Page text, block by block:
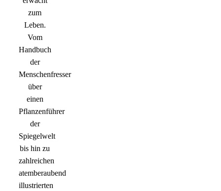
zum
Leben.
Vom
Handbuch
der
Menschenfresser
über
einen
Pflanzenführer
der
Spiegelwelt
bis hin zu
zahlreichen
atemberaubend
illustrierten